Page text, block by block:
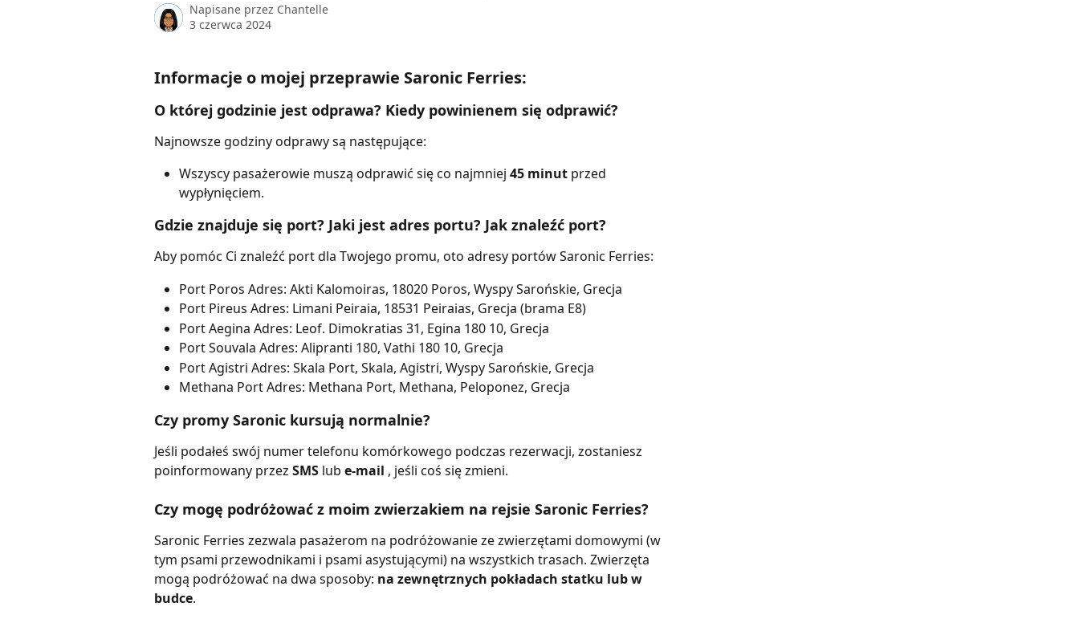
Napisane przez Chantelle
3 czerwca 2024
Informacje o mojej przeprawie Saronic Ferries:
O której godzinie jest odprawa? Kiedy powinienem się odprawić?
Najnowsze godziny odprawy są następujące:
Wszyscy pasażerowie muszą odprawić się co najmniej 45 minut przed
wypłynięciem.
Gdzie znajduje się port? Jaki jest adres portu? Jak znaleźć port?
Aby pomóc Ci znaleźć port dla Twojego promu, oto adresy portów Saronic Ferries:
Port Poros Adres: Akti Kalomoiras, 18020 Poros, Wyspy Sarońskie, Grecja
Port Pireus Adres: Limani Peiraia, 18531 Peiraias, Grecja (brama Ε8)
Port Aegina Adres: Leof. Dimokratias 31, Egina 180 10, Grecja
Port Souvala Adres: Alipranti 180, Vathi 180 10, Grecja
Port Agistri Adres: Skala Port, Skala, Agistri, Wyspy Sarońskie, Grecja
Methana Port Adres: Methana Port, Methana, Peloponez, Grecja
Czy promy Saronic kursują normalnie?
Jeśli podałeś swój numer telefonu komórkowego podczas rezerwacji, zostaniesz
poinformowany przez SMS lub e-mail , jeśli coś się zmieni.
Czy mogę podróżować z moim zwierzakiem na rejsie Saronic Ferries?
Saronic Ferries zezwala pasażerom na podróżowanie ze zwierzętami domowymi (w
tym psami przewodnikami i psami asystującymi) na wszystkich trasach. Zwierzęta
mogą podróżować na dwa sposoby: na zewnętrznych pokładach statku lub w
budce.